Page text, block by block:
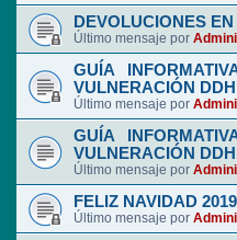
DEVOLUCIONES
Último mensaje por
GUÍA
VULNERACIÓN
Último mensaje por
GUÍA
VULNERACIÓN
Último mensaje por
FELIZ NAVIDAD 2019
Último mensaje por